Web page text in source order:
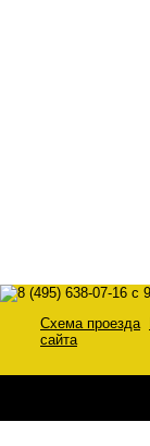
Схема проезда
сайта